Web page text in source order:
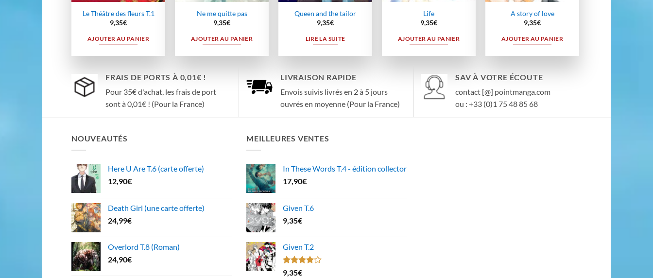
Le Théâtre des fleurs T.1
9,35€
AJOUTER AU PANIER
Ne me quitte pas
9,35€
AJOUTER AU PANIER
Queen and the tailor
9,35€
LIRE LA SUITE
Life
9,35€
AJOUTER AU PANIER
A story of love
9,35€
AJOUTER AU PANIER
FRAIS DE PORTS À 0,01€ !
Pour 35€ d'achat, les frais de port
sont à 0,01€ ! (Pour la France)
LIVRAISON RAPIDE
Envois suivis livrés en 2 à 5 jours
ouvrés en moyenne (Pour la France)
SAV À VOTRE ÉCOUTE
contact [@] pointmanga.com
ou : +33 (0)1 75 48 85 68
NOUVEAUTÉS
Here U Are T.6 (carte offerte)
12,90€
Death Girl (une carte offerte)
24,99€
Overlord T.8 (Roman)
24,90€
MEILLEURES VENTES
In These Words T.4 - édition collector
17,90€
Given T.6
9,35€
Given T.2
Note
9,35€